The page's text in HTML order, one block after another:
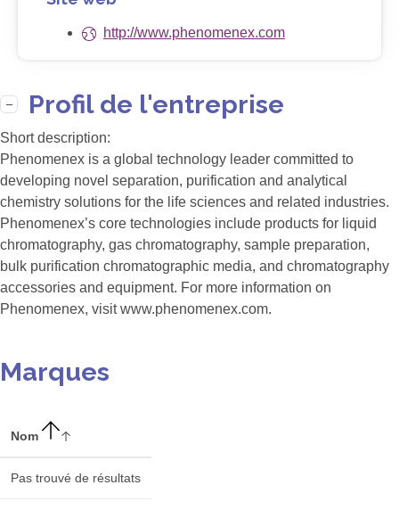
http://www.phenomenex.com
Profil de l'entreprise
Short description:
Phenomenex is a global technology leader committed to
developing novel separation, purification and analytical
chemistry solutions for the life sciences and related industries.
Phenomenex’s core technologies include products for liquid
chromatography, gas chromatography, sample preparation,
bulk purification chromatographic media, and chromatography
accessories and equipment. For more information on
Phenomenex, visit www.phenomenex.com.
Marques
Nom
Pas trouvé de résultats